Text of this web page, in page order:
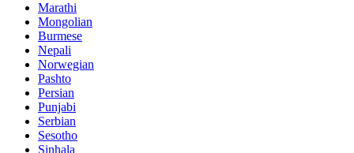
Marathi
Mongolian
Burmese
Nepali
Norwegian
Pashto
Persian
Punjabi
Serbian
Sesotho
Sinhala